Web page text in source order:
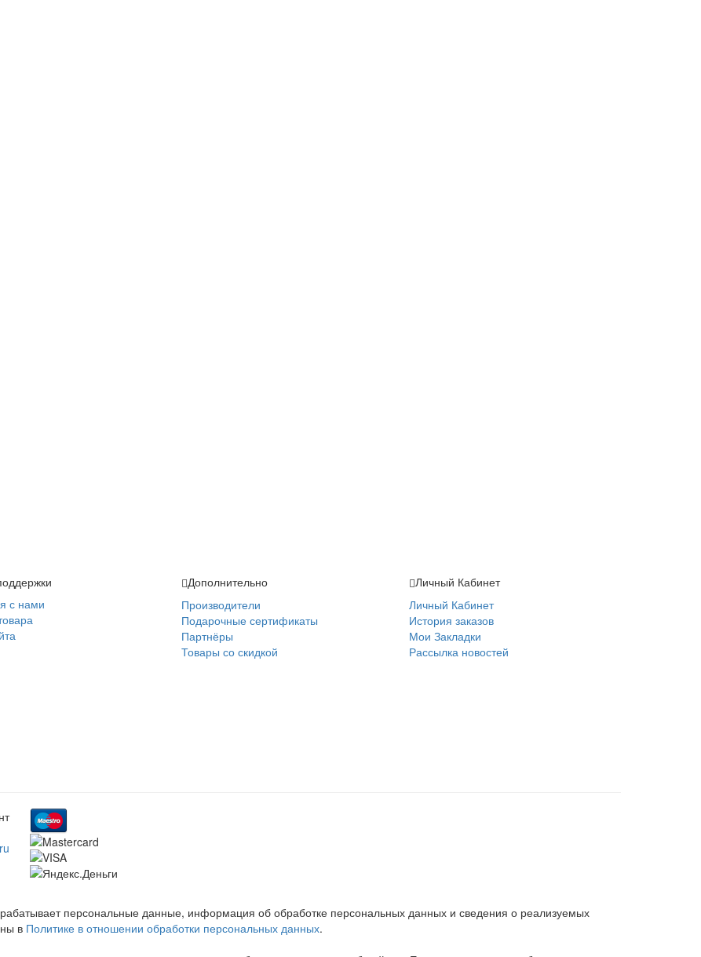
с нами
Дополнительно
Производители
Подарочные сертификаты
Партнёры
Товары со скидкой
Личный Кабинет
Личный Кабинет
История заказов
Мои Закладки
Рассылка новостей
персональные данные, информация об обработке персональных данных и сведения о реализуемых
в Политике в отношении обработки персональных данных.